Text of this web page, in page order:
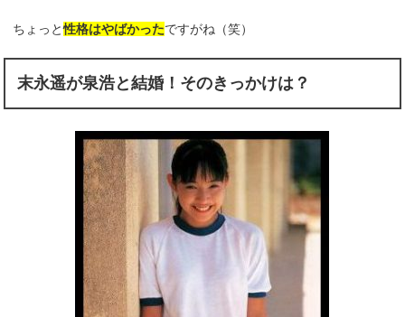
ちょっと性格はやばかったですがね（笑）
末永遥が泉浩と結婚！そのきっかけは？